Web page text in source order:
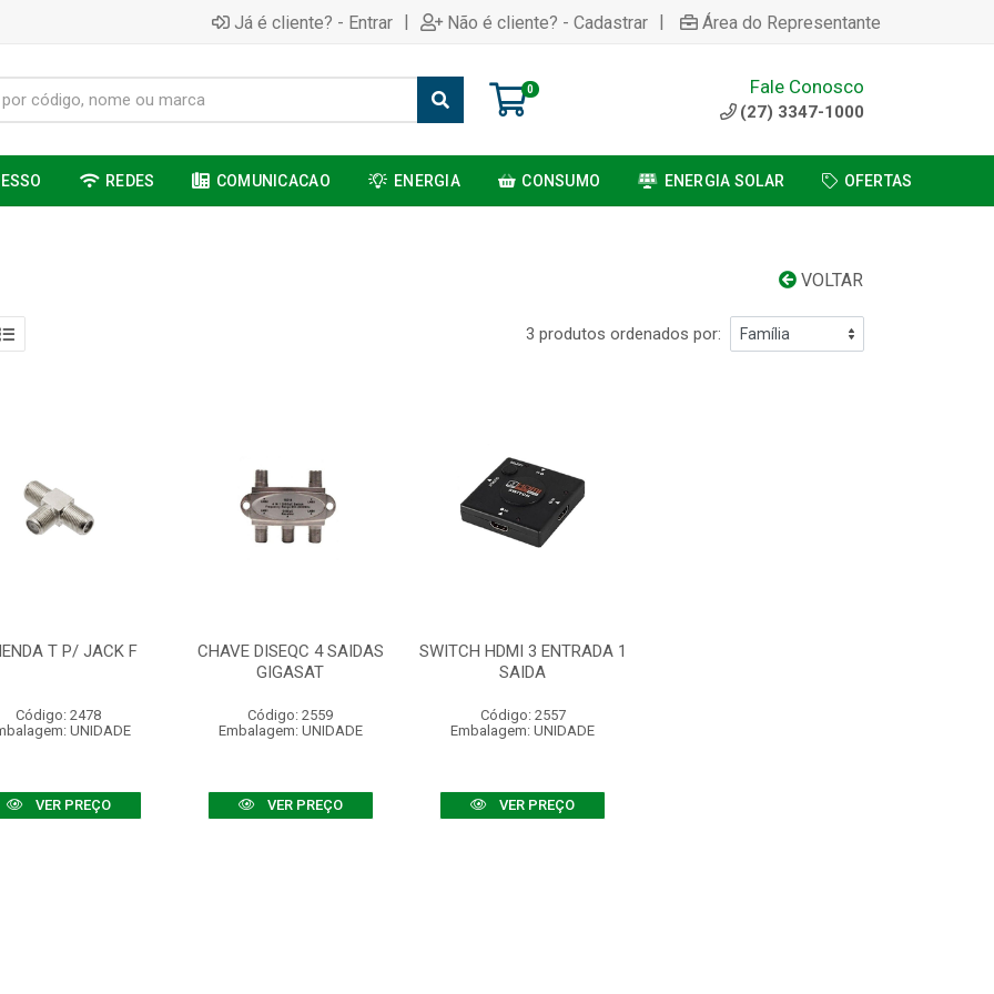
Já é cliente? - Entrar | Não é cliente? - Cadastrar | Área do Representante
0 Fale Conosco
(27) 3347-1000
REDES COMUNICACAO ENERGIA CONSUMO ENERGIA SOLAR OFERTAS
VOLTAR
3 produtos ordenados por:
T P/ JACK F
Código: 2478
UNIDADE
VER PREÇO
CHAVE DISEQC 4 SAIDAS
GIGASAT
Código: 2559
Embalagem: UNIDADE
VER PREÇO
SWITCH HDMI 3 ENTRADA 1
SAIDA
Código: 2557
Embalagem: UNIDADE
VER PREÇO